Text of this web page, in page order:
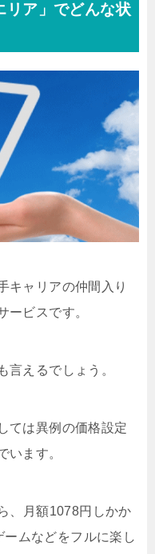
リア」でどんな状
キャリアの仲間入り
ービスです。
言えるでしょう。
ては異例の価格設定
います。
、月額1078円しかか
ムなどをフルに楽し